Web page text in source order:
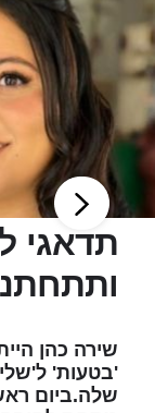
תדאגי
'בטעות'
שלה.ביום